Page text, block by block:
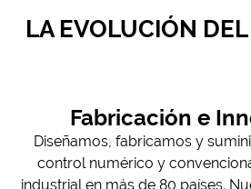
LA EVOLUCIÓN
Fabricación e
Diseñamos, fabricamos y
control numérico y
industrial en más de 80 países.